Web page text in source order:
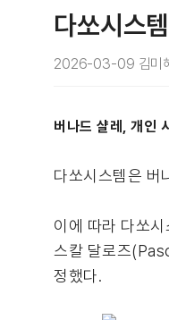
다쏘시스
2026-03-09 김미
버나드 샬레, 개인
다쏘시스템은 버
이에 따라 다쏘
스칼 달로즈
정했다.